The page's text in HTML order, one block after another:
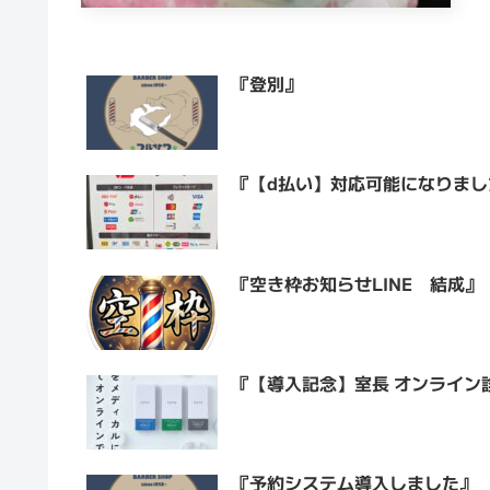
『登別』
『【d払い】対応可能になりまし
『空き枠お知らせLINE 結成』
『【導入記念】室長 オンライン
『予約システム導入しました』